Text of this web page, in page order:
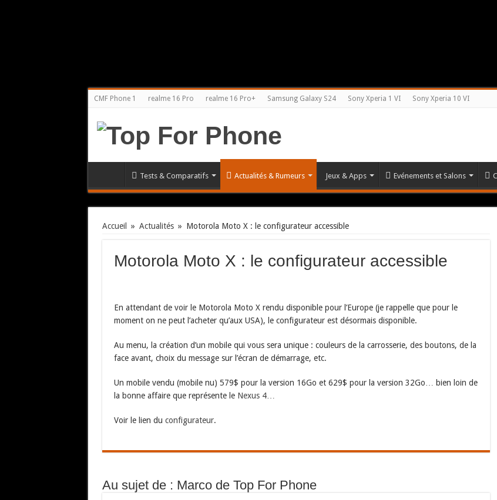
CMF Phone 1 realme 16 Pro realme 16 Pro+ Samsung Galaxy S24 Sony Xperia 1 VI Sony Xperia 10 VI
Tests & Comparatifs Actualités & Rumeurs Jeux & Apps Evénements et Salons
Accueil » Actualités » Motorola Moto X : le configurateur accessible
Motorola Moto X : le configurateur accessible
En attendant de voir le Motorola Moto X rendu disponible pour l’Europe (je rappelle que pour le
moment on ne peut l’acheter qu’aux USA), le configurateur est désormais disponible.
Au menu, la création d’un mobile qui vous sera unique : couleurs de la carrosserie, des boutons, de la
face avant, choix du message sur l’écran de démarrage, etc.
Un mobile vendu (mobile nu) 579$ pour la version 16Go et 629$ pour la version 32Go… bien loin de
la bonne affaire que représente le Nexus 4…
Voir le lien du configurateur.
Au sujet de : Marco de Top For Phone